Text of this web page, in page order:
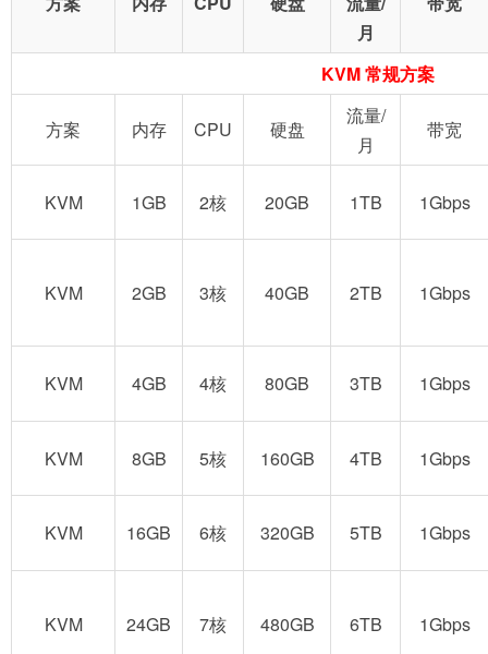
月
KVM 常规方案
方案 内存 CPU 硬盘
流量/
月
带宽
KVM 1GB 2核 20GB 1TB 1Gbps
KVM 2GB 3核 40GB 2TB 1Gbps
KVM 4GB 4核 80GB 3TB 1Gbps
KVM 8GB 5核 160GB 4TB 1Gbps
KVM 16GB 6核 320GB 5TB 1Gbps
KVM 24GB 7核 480GB 6TB 1Gbps